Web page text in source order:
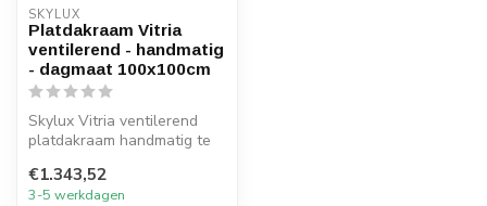
SKYLUX
Platdakraam Vitria
ventilerend - handmatig
- dagmaat 100x100cm
Skylux Vitria ventilerend
platdakraam handmatig te
dakopstand...
€1.343,52
3-5 werkdagen